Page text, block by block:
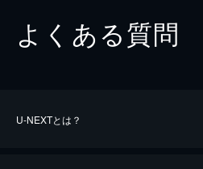
よくある質問
U-NEXTとは？